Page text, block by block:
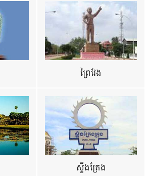
ព្រៃវែង
ស្ទឹងត្រែង